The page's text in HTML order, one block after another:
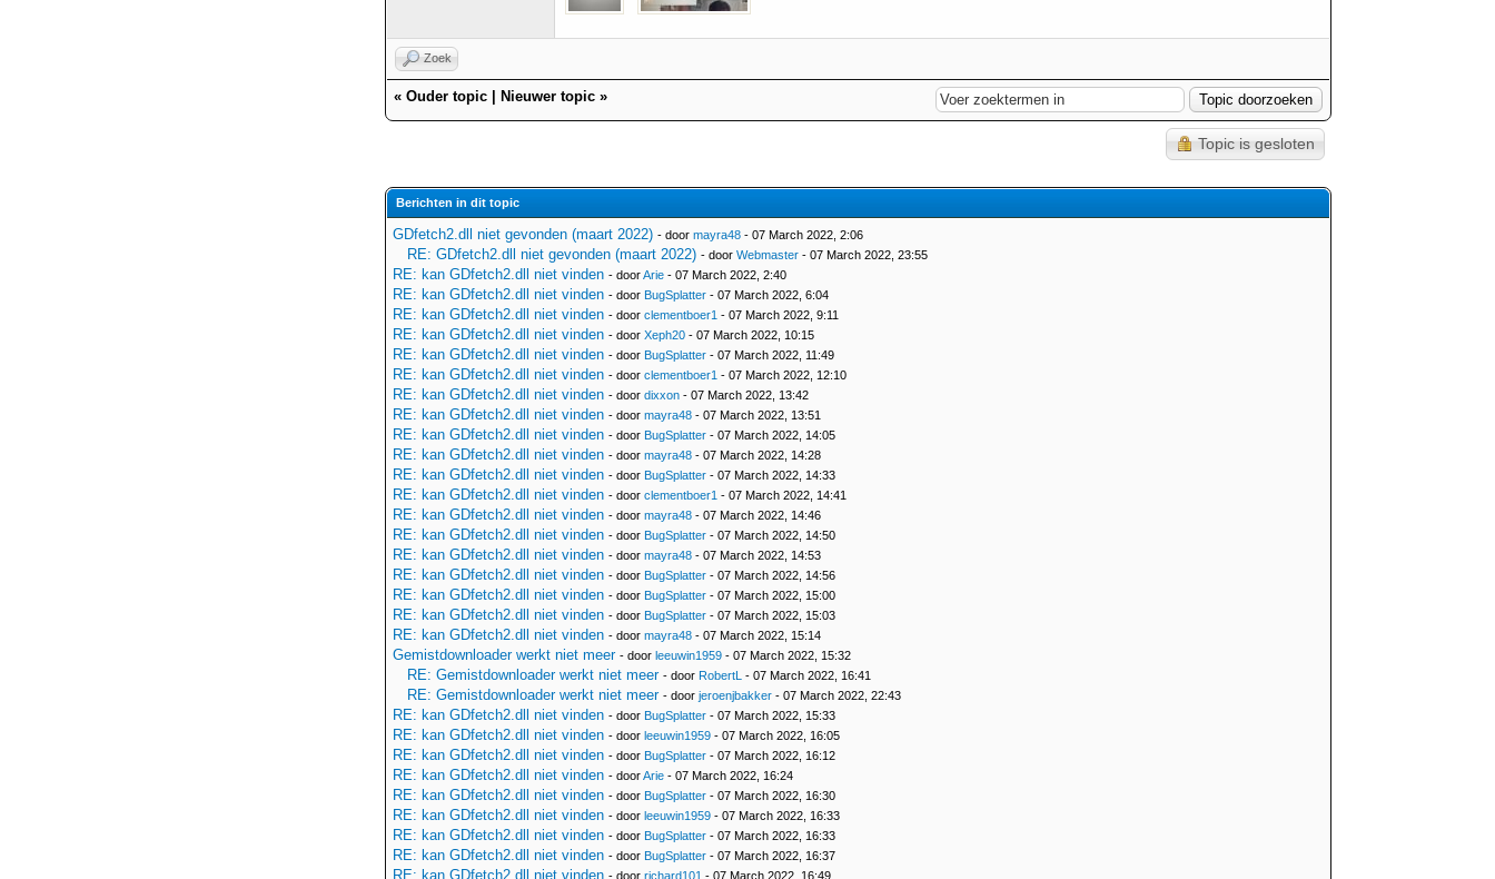
Zoek
« Ouder topic Nieuwer topic »
Topic is gesloten
Berichten in dit topic
GDfetch2.dll niet gevonden (maart 2022) - door mayra48 - 07 March 2022, 2:06
RE: GDfetch2.dll niet gevonden (maart 2022) - door Webmaster - 07 March 2022, 23:55
RE: kan GDfetch2.dll niet vinden - doorArie - 07 March 2022, 2:40
RE: kan GDfetch2.dll niet vinden - door BugSplatter - 07 March 2022, 6:04
RE: kan GDfetch2.dll niet vinden - door clementboer1 - 07 March 2022, 9:11
RE: kan GDfetch2.dll niet vinden - door Xeph20 - 07 March 2022, 10:15
RE: kan GDfetch2.dll niet vinden - door BugSplatter - 07 March 2022, 11:49
RE: kan GDfetch2.dll niet vinden - door clementboer1 - 07 March 2022, 12:10
RE: kan GDfetch2.dll niet vinden - door dixxon - 07 March 2022, 13:42
RE: kan GDfetch2.dll niet vinden - door mayra48 - 07 March 2022, 13:51
RE: kan GDfetch2.dll niet vinden - door BugSplatter - 07 March 2022, 14:05
RE: kan GDfetch2.dll niet vinden - door mayra48 - 07 March 2022, 14:28
RE: kan GDfetch2.dll niet vinden - door BugSplatter - 07 March 2022, 14:33
RE: kan GDfetch2.dll niet vinden - door clementboer1 - 07 March 2022, 14:41
RE: kan GDfetch2.dll niet vinden - door mayra48 - 07 March 2022, 14:46
RE: kan GDfetch2.dll niet vinden - door BugSplatter - 07 March 2022, 14:50
RE: kan GDfetch2.dll niet vinden - door mayra48 - 07 March 2022, 14:53
RE: kan GDfetch2.dll niet vinden - door BugSplatter - 07 March 2022, 14:56
RE: kan GDfetch2.dll niet vinden - door BugSplatter - 07 March 2022, 15:00
RE: kan GDfetch2.dll niet vinden - door BugSplatter - 07 March 2022, 15:03
RE: kan GDfetch2.dll niet vinden - door mayra48 - 07 March 2022, 15:14
Gemistdownloader werkt niet meer - door leeuwin1959 - 07 March 2022, 15:32
RE: Gemistdownloader werkt niet meer - door RobertL - 07 March 2022, 16:41
RE: Gemistdownloader werkt niet meer - door jeroenjbakker - 07 March 2022, 22:43
RE: kan GDfetch2.dll niet vinden - door BugSplatter - 07 March 2022, 15:33
RE: kan GDfetch2.dll niet vinden - door leeuwin1959 - 07 March 2022, 16:05
RE: kan GDfetch2.dll niet vinden - door BugSplatter - 07 March 2022, 16:12
RE: kan GDfetch2.dll niet vinden - doorArie - 07 March 2022, 16:24
RE: kan GDfetch2.dll niet vinden - door BugSplatter - 07 March 2022, 16:30
RE: kan GDfetch2.dll niet vinden - door leeuwin1959 - 07 March 2022, 16:33
RE: kan GDfetch2.dll niet vinden - door BugSplatter - 07 March 2022, 16:33
RE: kan GDfetch2.dll niet vinden - door BugSplatter - 07 March 2022, 16:37
RE: kan GDfetch2.dll niet vinden - door richard101 - 07 March 2022, 16:49